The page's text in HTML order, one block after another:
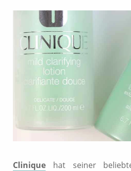
Clinique hat seiner